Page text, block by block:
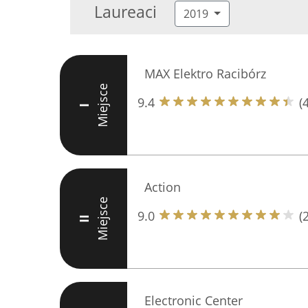
Laureaci 2019
I Miejsce
MAX Elektro Racibórz
9.4
II Miejsce
Action
9.0
Electronic Center